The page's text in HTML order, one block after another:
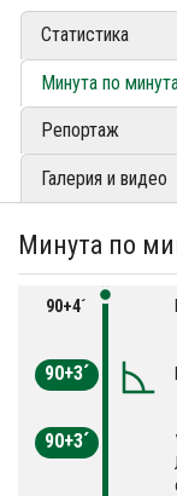
Статистика
Минута по
Репортаж
Галерия и видео
Минута по
90+4´
90+3´
90+3´